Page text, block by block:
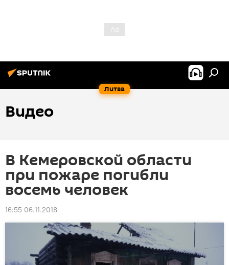
Литва
Видео
В Кемеровской области
при пожаре погибли
восемь человек
16:55 06.11.2018